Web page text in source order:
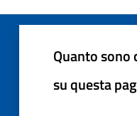
Quanto
su questa